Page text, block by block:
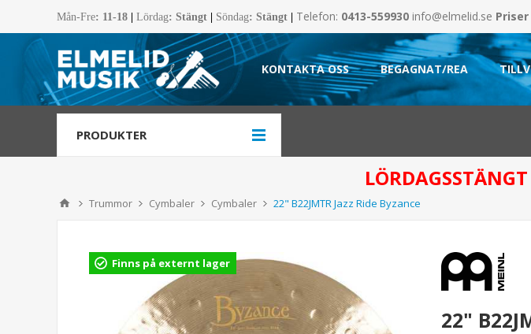
Mån-Fre: 11-18 Lördag: Stängt Söndag: Stängt Telefon: 0413-559930 info@elmelid.se
KONTAKTA OSS BEGAGNAT/REA
PRODUKTER
Trummor Cymbaler Cymbaler 22" B22JMTR Jazz Ride Byzance
Finns på externt lager
22"